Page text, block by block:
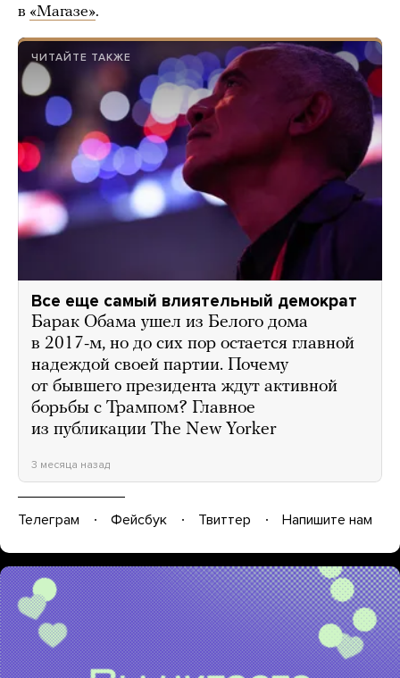
в «Магазе».
ЧИТАЙТЕ ТАКЖЕ
Все еще самый влиятельный демократ
Барак Обама ушел из Белого дома
в 2017-м, но до сих пор остается главной
надеждой своей партии. Почему
от бывшего президента ждут активной
борьбы с Трампом? Главное
из публикации The New Yorker
3 месяца назад
Телеграм Фейсбук Твиттер Напишите нам